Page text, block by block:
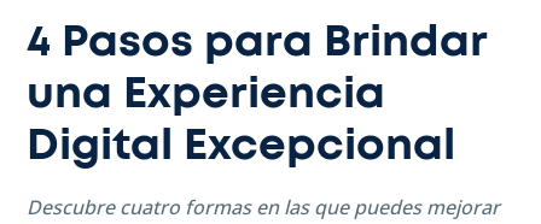
4 Pasos para Brindar
una Experiencia
Digital Excepcional
Descubre cuatro formas en las que puedes mejorar